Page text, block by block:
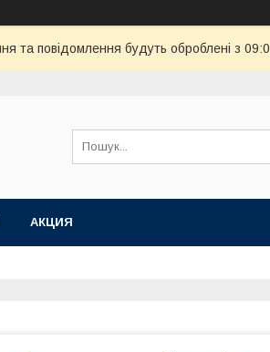
та повідомлення будуть оброблені з
АКЦИЯ